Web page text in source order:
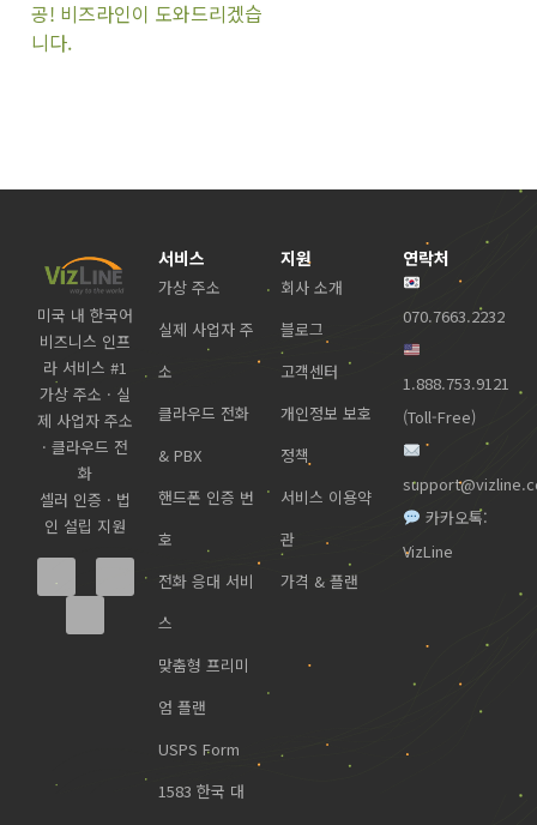
공! 비즈라인이 도와드리겠습
니다.
미국 내 한국어
비즈니스 인프
라 서비스 #1
가상 주소 · 실
제 사업자 주소
· 클라우드 전
화
셀러 인증 · 법
인 설립 지원
서비스
가상 주소
실제 사업자 주
소
클라우드 전화
& PBX
핸드폰 인증 번
호
전화 응대 서비
스
맞춤형 프리미
엄 플랜
USPS Form
1583 한국 대
지원
회사 소개
블로그
고객센터
개인정보 보호
정책
서비스 이용약
관
가격 & 플랜
연락처
070.7663.2232
1.888.753.9121
(Toll-Free)
카카오톡:
VizLine